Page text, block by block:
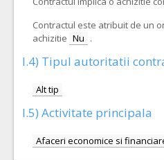
Contractul este atribuit de un
achizitie Nu .
I.4) Tipul autoritatii
Alt tip
I.5) Activitate principala
Afaceri economice si